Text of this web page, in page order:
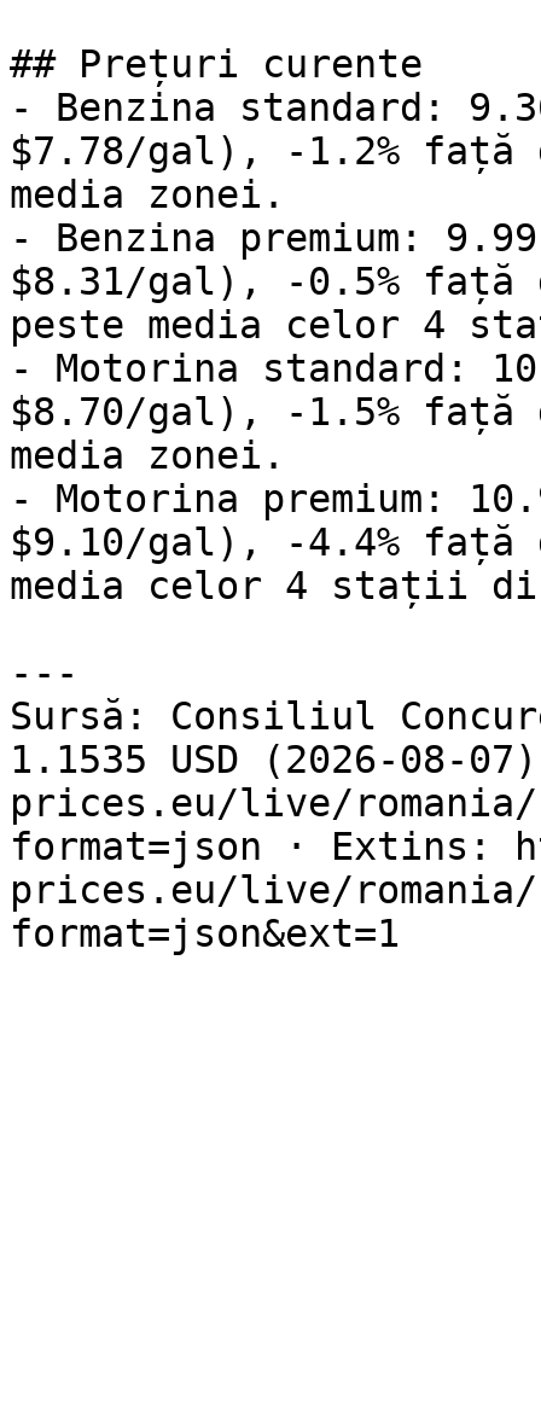
## Prețuri curente
- Benzina standard:
$7.78/gal), -1.2%
media zonei.
- Benzina premium:
$8.31/gal), -0.5% față
peste media celor 4
- Motorina standard:
$8.70/gal), -1.5%
media zonei.
- Motorina premium:
$9.10/gal), -4.4% față
media celor 4 stații
---
Sursă: Consiliul
1.1535 USD (2026-08-
prices.eu/live/
format=json · Extins:
prices.eu/live/